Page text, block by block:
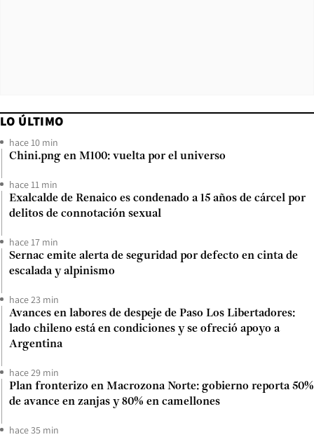
LO ÚLTIMO
hace 10 min
Chini.png en M100: vuelta por el universo
hace 11 min
Exalcalde de Renaico es condenado a 15 años de cárcel por
delitos de connotación sexual
hace 17 min
Sernac emite alerta de seguridad por defecto en cinta de
escalada y alpinismo
hace 23 min
Avances en labores de despeje de Paso Los Libertadores:
lado chileno está en condiciones y se ofreció apoyo a
Argentina
hace 29 min
Plan fronterizo en Macrozona Norte: gobierno reporta 50%
de avance en zanjas y 80% en camellones
hace 35 min